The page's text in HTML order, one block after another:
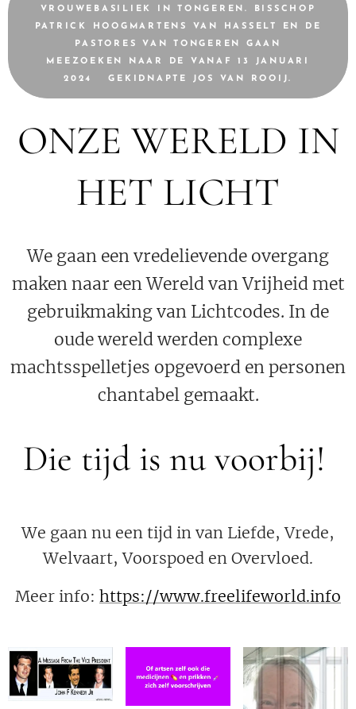
VROUWEBASILIEK IN TONGEREN. BISSCHOP
PATRICK HOOGMARTENS VAN HASSELT EN DE
PASTORES VAN TONGEREN GAAN
MEEZOEKEN NAAR DE VANAF 13 JANUARI
2024 GEKIDNAPTE JOS VAN ROOIJ.
ONZE WERELD IN
HET LICHT
We gaan een vredelievende overgang
maken naar een Wereld van Vrijheid met
gebruikmaking van Lichtcodes. In de
oude wereld werden complexe
machtsspelletjes opgevoerd en personen
chantabel gemaakt.
Die tijd is nu voorbij!
We gaan nu een tijd in van Liefde, Vrede,
Welvaart, Voorspoed en Overvloed.
Meer info: https://www.freelifeworld.info